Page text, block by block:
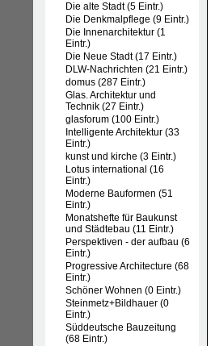
Die alte Stadt (5 Eintr.)
Die Denkmalpflege (9 Eintr.)
Die Innenarchitektur (1
Eintr.)
Die Neue Stadt (17 Eintr.)
DLW-Nachrichten (21 Eintr.)
domus (287 Eintr.)
Glas. Architektur und
Technik (27 Eintr.)
glasforum (100 Eintr.)
Intelligente Architektur (33
Eintr.)
kunst und kirche (3 Eintr.)
Lotus international (16
Eintr.)
Moderne Bauformen (51
Eintr.)
Monatshefte für Baukunst
und Städtebau (11 Eintr.)
Perspektiven - der aufbau (6
Eintr.)
Progressive Architecture (68
Eintr.)
Schöner Wohnen (0 Eintr.)
Steinmetz+Bildhauer (0
Eintr.)
Süddeutsche Bauzeitung
(68 Eintr.)